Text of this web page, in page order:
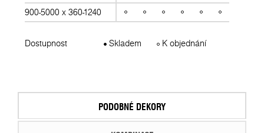
900-5000 x 360-1240
Dostupnost Skladem K objednání
PODOBNÉ DEKORY